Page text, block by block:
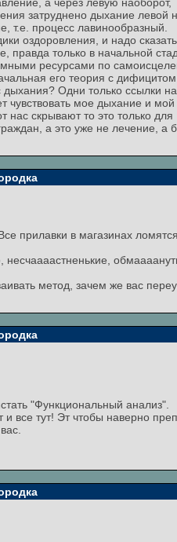
затруднено дыхание
т.е. процесс лавинообразный.
оздоровления, и надо сказать,
только в начальной
ресурсами по
его теория с
дыхания? Одни только ссылки
чувствовать мое дыхание и
нас скрывают то это только для
а это уже не лечение, а
прилавки в магазинах
несчаааастненькие,
метод, зачем же вас
"Функциональный анализ".
все тут! Эт чтобы наверно